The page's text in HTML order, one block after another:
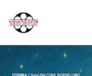
contenuto